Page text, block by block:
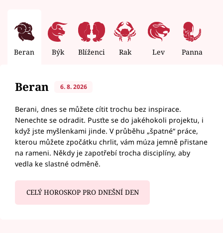
Beran Býk Blíženci Rak Lev Panna
Beran 6. 8. 2026
Berani, dnes se můžete cítit trochu bez inspirace.
Nenechte se odradit. Pusťte se do jakéhokoli projektu, i
když jste myšlenkami jinde. V průběhu „špatné“ práce,
kterou můžete zpočátku chrlit, vám múza jemně přistane
na rameni. Někdy je zapotřebí trocha disciplíny, aby
vedla ke slastné odměně.
CELÝ HOROSKOP PRO DNEŠNÍ DEN